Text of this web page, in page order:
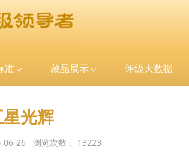
准 藏品展示 评级大数据
光辉
06-26 浏览次数： 13223